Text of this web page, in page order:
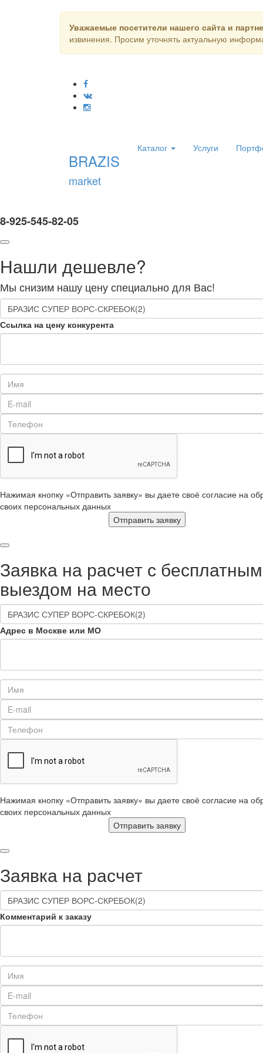
Уважаемые посетители нашего сайта и
извинения. Просим уточнять актуальную
BRAZIS
market
Каталог Услуги
8-925-545-82-05
Нашли дешевле?
Мы снизим нашу цену специально для Вас!
Ссылка на цену конкурента
Нажимая кнопку «Отправить заявку» вы даете своё согласие на
своих персональных данных
Отправить заявку
Заявка на расчет с бесплатным
выездом на место
Адрес в Москве или МО
Нажимая кнопку «Отправить заявку» вы даете своё согласие на
своих персональных данных
Отправить заявку
Заявка на расчет
Комментарий к заказу